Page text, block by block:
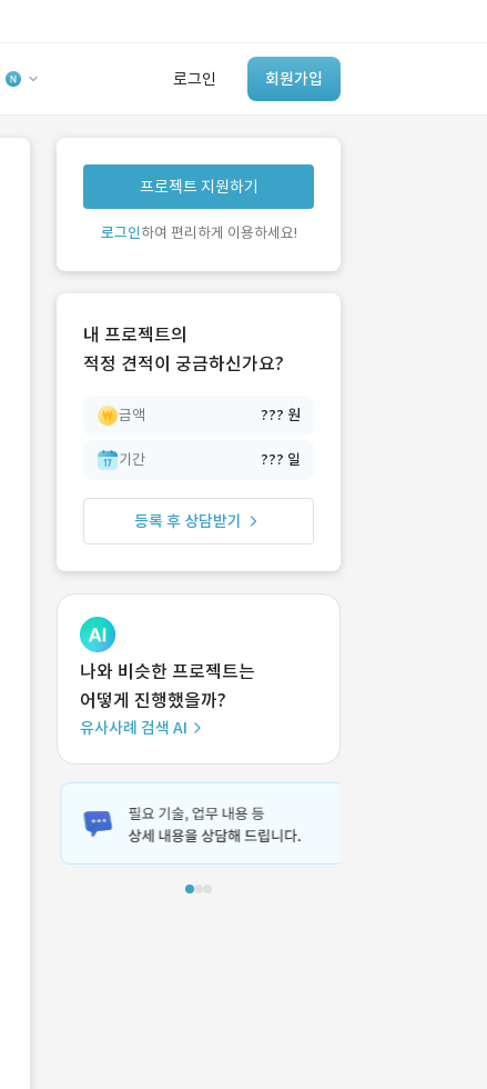
로그인 회원가입
유사사례 검색 AI
‘이런 거’ 만들어본
개발 회사 있어?
프로젝트 지원하기
로그인하여 편리하게 이용하세요!
내 프로젝트의
적정 견적이 궁금하신가요?
금액 ??? 원
기간 ??? 일
등록 후 상담받기
나와 비슷한 프로젝트는
어떻게 진행했을까?
유사사례 검색 AI